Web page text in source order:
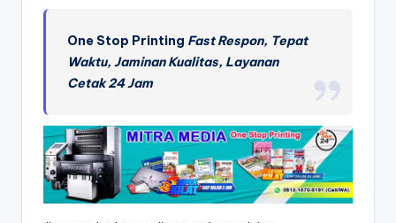
One Stop Printing Fast Respon, Tepat
Waktu, Jaminan Kualitas, Layanan
Cetak 24 Jam